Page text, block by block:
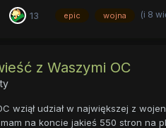
13 epic wojna (i 8
z Waszymi OC
wziął udział w największej z
na koncie jakieś 550 stron na